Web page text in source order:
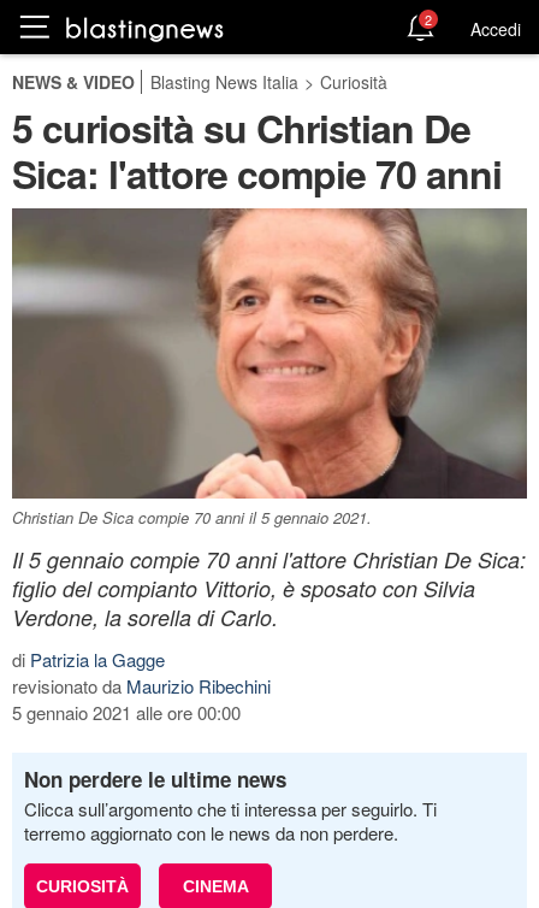
2 Accedi
NEWS & VIDEO Blasting News Italia > Curiosità
5 curiosità su Christian De
Sica: l'attore compie 70 anni
Christian De Sica compie 70 anni il 5 gennaio 2021.
Il 5 gennaio compie 70 anni l'attore Christian De Sica:
figlio del compianto Vittorio, è sposato con Silvia
Verdone, la sorella di Carlo.
di Patrizia la Gagge
revisionato da Maurizio Ribechini
5 gennaio 2021 alle ore 00:00
Non perdere le ultime news
Clicca sull’argomento che ti interessa per seguirlo. Ti
terremo aggiornato con le news da non perdere.
CURIOSITÀ CINEMA